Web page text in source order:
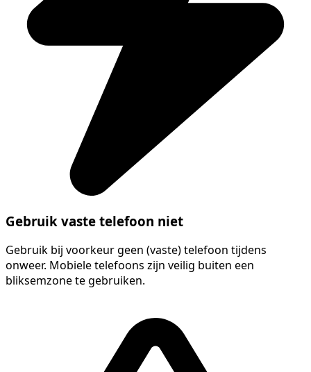
Gebruik vaste telefoon niet
Gebruik bij voorkeur geen (vaste) telefoon tijdens
onweer. Mobiele telefoons zijn veilig buiten een
bliksemzone te gebruiken.